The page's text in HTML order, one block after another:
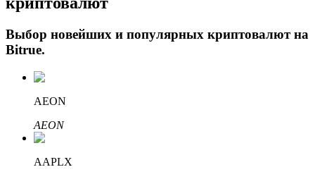
Авто Инвест
Получите долгосрочную прибыль и гибкие проценты
Выбор новейших и популярных криптовалют на
Bitrue.
AEON
AEON
AAPLX